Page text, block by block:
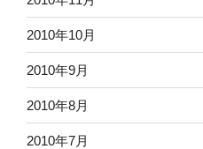
2010年10月
2010年9月
2010年8月
2010年7月